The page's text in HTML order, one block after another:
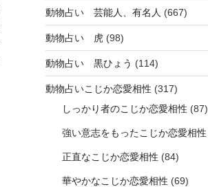
動物占い 芸能人、有名人 (667)
動物占い 虎(98)
動物占い 黒ひょう (114)
動物占いこじか恋愛相性 (317)
しっかり者のこじか恋愛相性 (87)
強い意志をもったこじか恋愛相性
正直なこじか恋愛相性 (84)
華やかなこじか恋愛相性 (69)